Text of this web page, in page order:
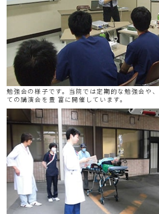
勉強会の様子です。当院では定期的な勉強会や
ての講演会を豊 富に開催しています。